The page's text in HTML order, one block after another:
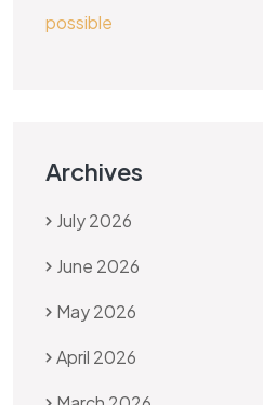
possible
Archives
July 2026
June 2026
May 2026
April 2026